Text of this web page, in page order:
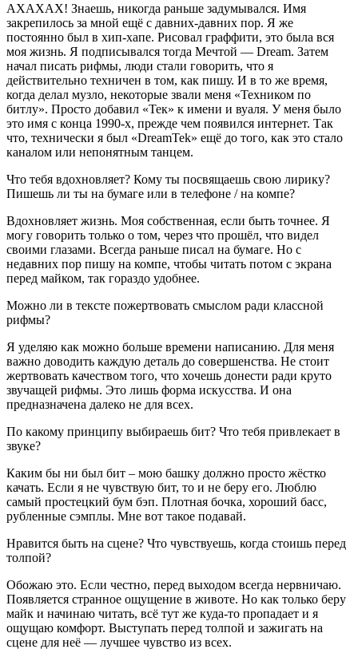
АХАХАХ! Знаешь, никогда раньше задумывался. Имя
закрепилось за мной ещё с давних-давних пор. Я же
постоянно был в хип-хапе. Рисовал граффити, это была вся
моя жизнь. Я подписывался тогда Мечтой — Dream. Затем
начал писать рифмы, люди стали говорить, что я
действительно техничен в том, как пишу. И в то же время,
когда делал музло, некоторые звали меня «Техником по
битлу». Просто добавил «Тек» к имени и вуаля. У меня было
это имя с конца 1990-х, прежде чем появился интернет. Так
что, технически я был «DreamTek» ещё до того, как это стало
каналом или непонятным танцем.
Что тебя вдохновляет? Кому ты посвящаешь свою лирику?
Пишешь ли ты на бумаге или в телефоне / на компе?
Вдохновляет жизнь. Моя собственная, если быть точнее. Я
могу говорить только о том, через что прошёл, что видел
своими глазами. Всегда раньше писал на бумаге. Но с
недавних пор пишу на компе, чтобы читать потом с экрана
перед майком, так гораздо удобнее.
Можно ли в тексте пожертвовать смыслом ради классной
рифмы?
Я уделяю как можно больше времени написанию. Для меня
важно доводить каждую деталь до совершенства. Не стоит
жертвовать качеством того, что хочешь донести ради круто
звучащей рифмы. Это лишь форма искусства. И она
предназначена далеко не для всех.
По какому принципу выбираешь бит? Что тебя привлекает в
звуке?
Каким бы ни был бит – мою башку должно просто жёстко
качать. Если я не чувствую бит, то и не беру его. Люблю
самый простецкий бум бэп. Плотная бочка, хороший басс,
рубленные сэмплы. Мне вот такое подавай.
Нравится быть на сцене? Что чувствуешь, когда стоишь перед
толпой?
Обожаю это. Если честно, перед выходом всегда нервничаю.
Появляется странное ощущение в животе. Но как только беру
майк и начинаю читать, всё тут же куда-то пропадает и я
ощущаю комфорт. Выступать перед толпой и зажигать на
сцене для неё — лучшее чувство из всех.